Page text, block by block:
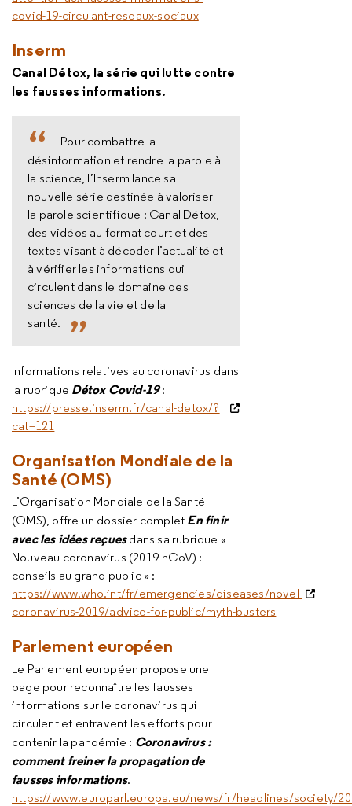
covid-19-circulant-reseaux-sociaux
Inserm
Canal Détox, la série qui lutte contre
les fausses informations.
Pour combattre la
désinformation et rendre la parole à
la science, l’Inserm lance sa
nouvelle série destinée à valoriser
la parole scientifique : Canal Détox,
des vidéos au format court et des
textes visant à décoder l’actualité et
à vérifier les informations qui
circulent dans le domaine des
sciences de la vie et de la
santé.
Informations relatives au coronavirus dans
la rubrique Détox Covid-19:
https://presse.inserm.fr/canal-detox/?
cat=121
Organisation Mondiale de la
Santé (OMS)
L’Organisation Mondiale de la Santé
(OMS), offre un dossier complet En finir
avec les idées reçuesdans sa rubrique «
Nouveau coronavirus (2019-nCoV) :
conseils au grand public » :
https://www.who.int/fr/emergencies/diseases/novel-
coronavirus-2019/advice-for-public/myth-busters
Parlement européen
Le Parlement européen propose une
page pour reconnaître les fausses
informations sur le coronavirus qui
circulent et entravent les efforts pour
contenir la pandémie : Coronavirus :
comment freiner la propagation de
fausses informations.
https://www.europarl.europa.eu/news/fr/headlines/society/